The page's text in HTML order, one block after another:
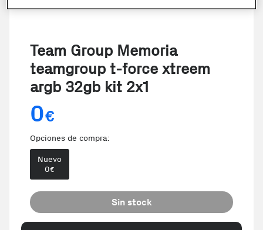
Team Group Memoria
teamgroup t-force xtreem
argb 32gb kit 2x1
0€
Opciones de compra:
Nuevo
0€
Sin stock